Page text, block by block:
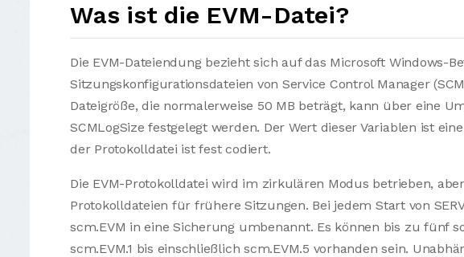
Was ist die EVM-Datei?
Die EVM-Dateiendung bezieht sich auf das Microsoft Windows-
Sitzungskonfigurationsdateien von Service Control Manager
Dateigröße, die normalerweise 50 MB beträgt, kann über eine
SCMLogSize festgelegt werden. Der Wert dieser Variablen ist
der Protokolldatei ist fest codiert.
Die EVM-Protokolldatei wird im zirkulären Modus betrieben,
Protokolldateien für frühere Sitzungen. Bei jedem Start von
scm.EVM in eine Sicherung umbenannt. Es können bis zu fünf
scm.EVM.1 bis einschließlich scm.EVM.5 vorhanden sein.